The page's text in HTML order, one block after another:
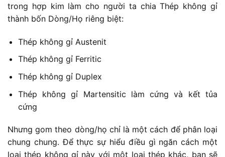
trong hợp kim làm cho người ta chia Thép không gỉ
thành bốn Dòng/Họ riêng biệt:
Thép không gỉ Austenit
Thép không gỉ Ferritic
Thép không gỉ Duplex
Thép không gỉ Martensitic làm cứng và kết tủa
cứng
Nhưng gom theo dòng/họ chỉ là một cách để phân loại
chung chung. Để thực sự hiểu điều gì ngăn cách một
loại thép không gỉ này với một loại thép khác, bạn sẽ